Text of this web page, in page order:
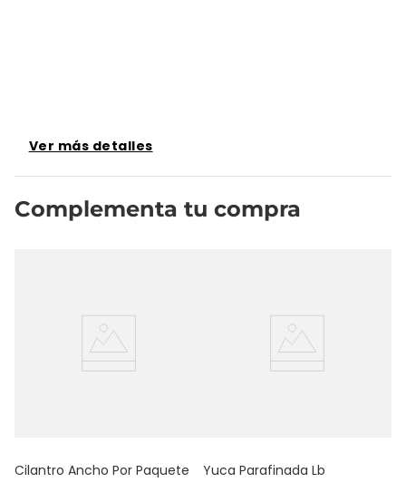
Ver más detalles
Complementa tu compra
Cilantro Ancho Por Paquete Yuca Parafinada Lb